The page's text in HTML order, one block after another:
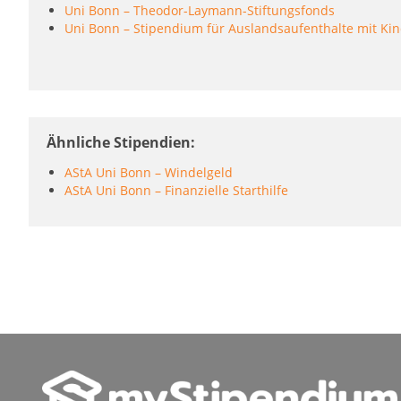
Uni Bonn – Theodor-Laymann-Stiftungsfonds
Uni Bonn – Stipendium für Auslandsaufenthalte mit
Ähnliche Stipendien
AStA Uni Bonn – Windelgeld
AStA Uni Bonn – Finanzielle Starthilfe